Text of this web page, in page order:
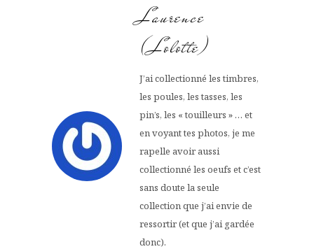
Laurence
(Lolotte)
J’ai collectionné les timbres,
les poules, les tasses, les
pin’s, les « touilleurs » … et
en voyant tes photos, je me
rapelle avoir aussi
collectionné les oeufs et c’est
sans doute la seule
collection que j’ai envie de
ressortir (et que j’ai gardée
donc).